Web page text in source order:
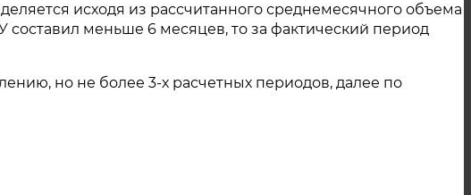
исходя из рассчитанного среднемесячного объема
меньше 6 месяцев, то за фактический период
но не более 3-х расчетных периодов, далее по
Июль 2023